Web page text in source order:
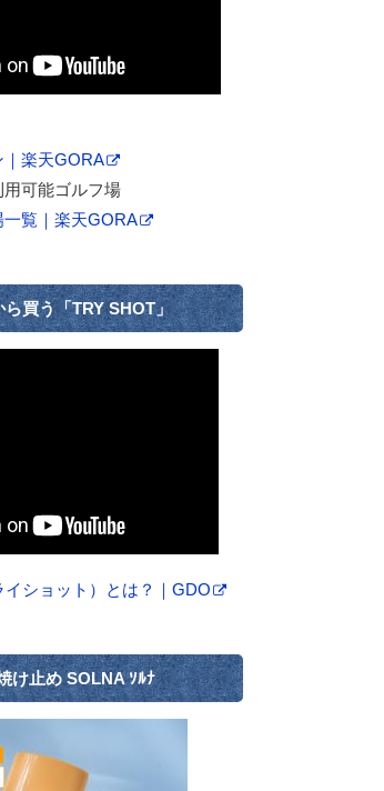
楽天GORA
可能ゴルフ場
覧｜楽天GORA
買う「TRY SHOT」
ショット）とは？｜GDO
け止め SOLNA ｿﾙﾅ